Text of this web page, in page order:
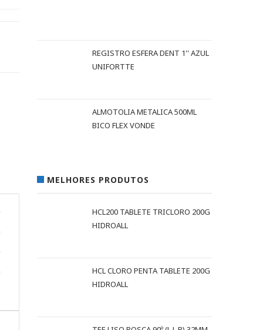
REGISTRO ESFERA DENT 1'' AZUL
UNIFORTTE
ALMOTOLIA METALICA 500ML
BICO FLEX VONDE
MELHORES PRODUTOS
HCL200 TABLETE TRICLORO 200G
HIDROALL
HCL CLORO PENTA TABLETE 200G
HIDROALL